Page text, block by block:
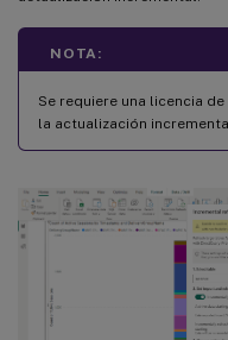
NOTA:
Se requiere una licencia
la actualización